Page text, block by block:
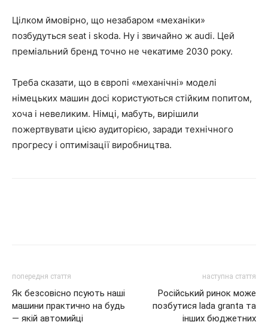
Цілком ймовірно, що незабаром «механіки»
позбудуться seat і skoda. Ну і звичайно ж audi. Цей
преміальний бренд точно не чекатиме 2030 року.
Треба сказати, що в європі «механічні» моделі
німецьких машин досі користуються стійким попитом,
хоча і невеликим. Німці, мабуть, вирішили
пожертвувати цією аудиторією, заради технічного
прогресу і оптимізації виробництва.
попередня стаття
Як безсовісно псують наші
машини практично на будь
— якій автомийці
наступна стаття
Російський ринок може
позбутися lada granta та
інших бюджетних